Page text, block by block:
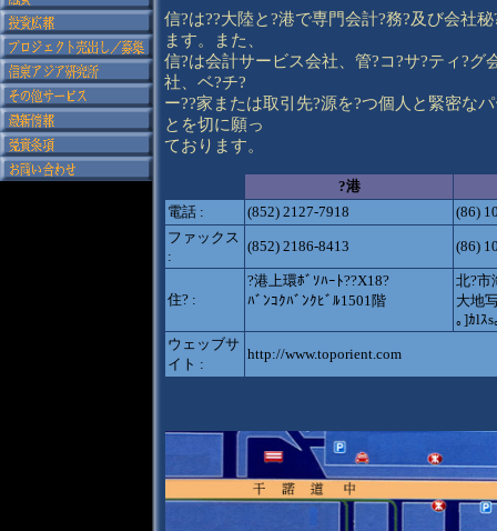
信?は??大陸と?港で専門会計?務?及び会社
ます。また、
信?は会計サービス会社、管?コ?サ?ティ?グ
社、ベ?チ?
ー??家または取引先?源を?つ個人と緊密な
とを切に願っ
ております。
?港
電話 :
(852) 2127-7918
(86)
ファックス
:
(852) 2186-8413 (86)
住? :
?港上環ﾎﾞｿﾊｰﾄ??X18?
ﾊﾞﾝｺｸﾊﾞﾝｸﾋﾞﾙ1501階
北?市
大地
｡]ｶlｽs
ウェッブサ
イト :
http://www.toporient.com